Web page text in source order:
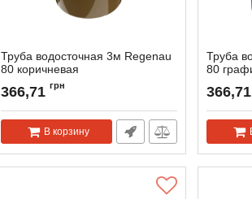
Труба водосточная 3м Regenau
80 коричневая
166045
366,71 грн
В корзину
Труба
80
366,71